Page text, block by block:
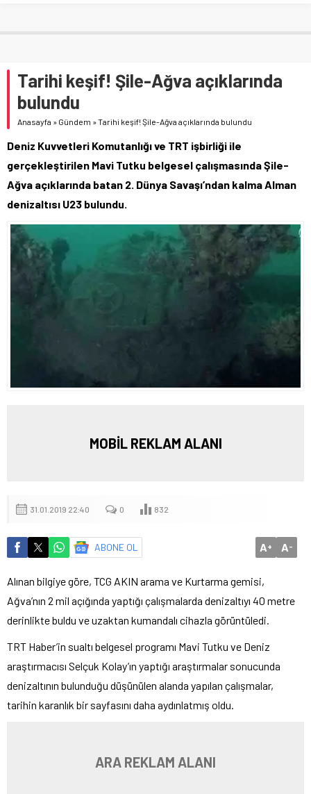
Tarihi keşif! Şile-Ağva açıklarında
bulundu
Anasayfa » Gündem »Tarihi keşif! Şile-Ağva açıklarında bulundu
Deniz Kuvvetleri Komutanlığı ve TRT işbirliği ile
gerçekleştirilen Mavi Tutku belgesel çalışmasında Şile-
Ağva açıklarında batan 2. Dünya Savaşı’ndan kalma Alman
denizaltısı U23 bulundu.
MOBİL REKLAM ALANI
31.01.2019 22:40 0 832
ABONE OL A+ A-
Alınan bilgiye göre, TCG AKIN arama ve Kurtarma gemisi,
Ağva’nın 2 mil açığında yaptığı çalışmalarda denizaltıyı 40 metre
derinlikte buldu ve uzaktan kumandalı cihazla görüntüledi.
TRT Haber’in sualtı belgesel programı Mavi Tutku ve Deniz
araştırmacısı Selçuk Kolay’ın yaptığı araştırmalar sonucunda
denizaltının bulunduğu düşünülen alanda yapılan çalışmalar,
tarihin karanlık bir sayfasını daha aydınlatmış oldu.
ARA REKLAM ALANI